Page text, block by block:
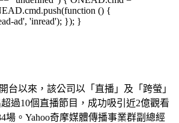
() {
ad', 'inread'); }); }
台以來，該公司以「直播」及「跨螢」
過10個直播節目，成功吸引近2億觀看
場。Yahoo奇摩媒體傳播事業群副總經